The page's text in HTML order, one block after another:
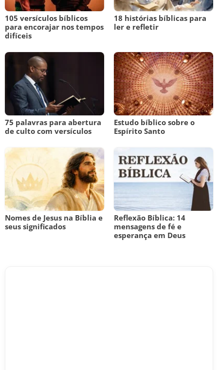
105 versículos bíblicos
para encorajar nos tempos
difíceis
18 histórias bíblicas para
ler e refletir
75 palavras para abertura
de culto com versículos
Estudo bíblico sobre o
Espírito Santo
Nomes de Jesus na Bíblia e
seus significados
Reflexão Bíblica: 14
mensagens de fé e
esperança em Deus